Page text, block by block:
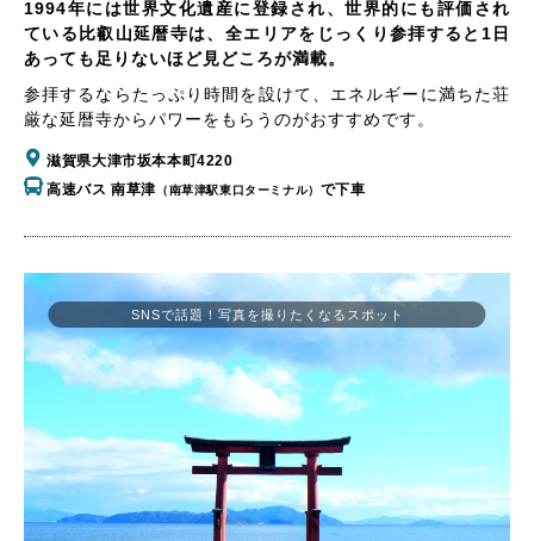
1994年には世界文化遺産に登録され、世界的にも評価され
ている比叡山延暦寺は、全エリアをじっくり参拝すると1日
あっても足りないほど見どころが満載。
参拝するならたっぷり時間を設けて、エネルギーに満ちた荘
厳な延暦寺からパワーをもらうのがおすすめです。
滋賀県大津市坂本本町4220
高速バス 南草津 （南草津駅東口ターミナル） で下車
SNSで話題！写真を撮りたくなるスポット